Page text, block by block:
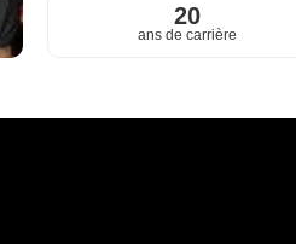
20
ans de carrière